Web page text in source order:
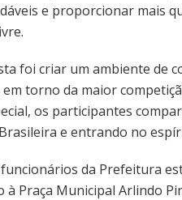
e proporcionar mais
foi criar um ambiente de
torno da maior
os participantes
e entrando no
da Prefeitura
Praça Municipal Arlindo